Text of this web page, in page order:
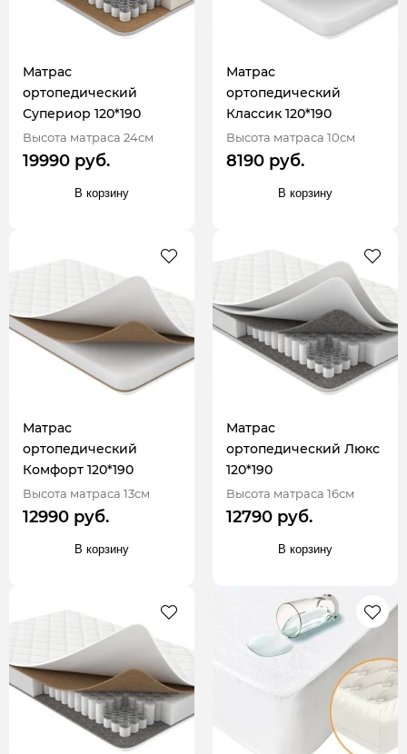
Матрас
ортопедический
Супериор 120*190
Высота матраса 24см
19990 руб.
В корзину
Матрас
ортопедический
Классик 120*190
Высота матраса 10см
8190 руб.
В корзину
Матрас
ортопедический
Комфорт 120*190
Высота матраса 13см
12990 руб.
В корзину
Матрас
ортопедический Люкс
120*190
Высота матраса 16см
12790 руб.
В корзину